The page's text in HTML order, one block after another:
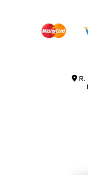
R.